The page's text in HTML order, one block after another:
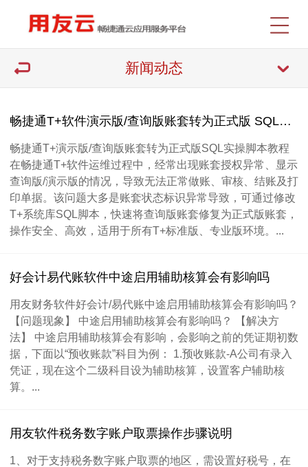
新闻动态
畅捷通T+软件演示版/查询版账套转为正式版 SQL实操脚本教程
畅捷通T+演示版/查询版账套转为正式版SQL实操脚本教程
在畅捷通T+软件运维过程中，经常出现账套授权异常、显示
查询版/演示版的情况，导致无法正常做账、审核、结账及打
印单据。该问题大多是账套状态标识异常导致，可通过修改
T+系统库SQL脚本，快速将查询版账套修复为正式版账套，
操作安全、高效，适用于所有T+标准版、专业版环境。...
好会计易代账软件中途启用辅助核算会有影响吗
用友财务软件好会计/易代账中途启用辅助核算会有影响吗？
【问题现象】 中途启用辅助核算会有影响吗？ 【解决方
法】 中途启用辅助核算会有影响，会影响之前的凭证期初数
据，下面以“预收账款”科目为例： 1.预收账款-A公司有录入
凭证，现在这个二级科目设为辅助核算，设置客户辅助核
算。...
用友软件税务数字账户取票操作步骤说明
1、对于支持税务数字账户取票的地区，需设置好税号，在